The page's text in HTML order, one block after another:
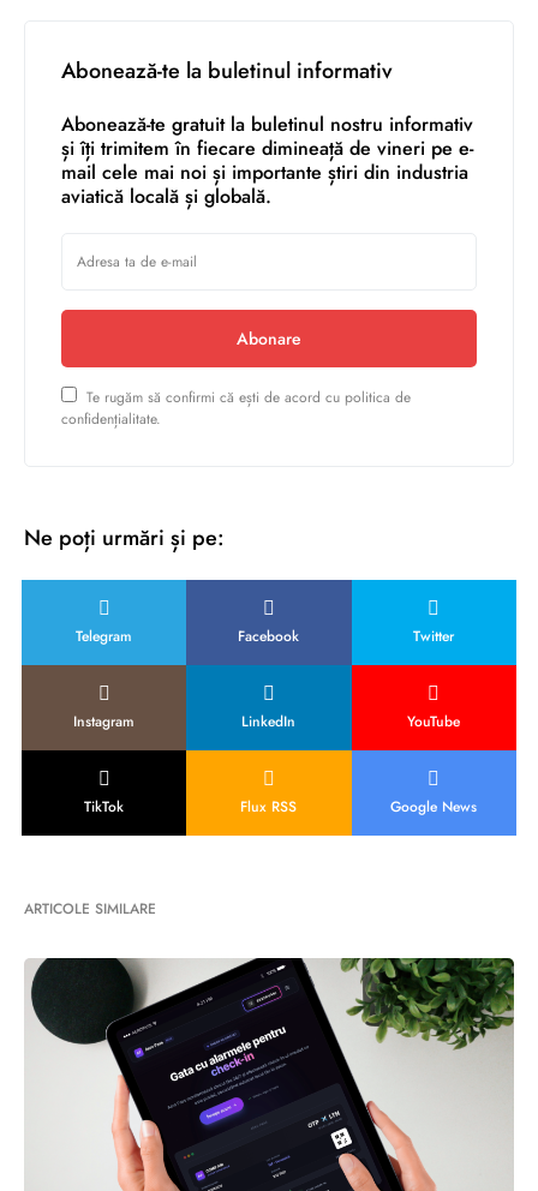
Abonează-te la buletinul informativ
Abonează-te gratuit la buletinul nostru informativ
și îți trimitem în fiecare dimineață de vineri pe e-
mail cele mai noi și importante știri din industria
aviatică locală și globală.
Abonare
Te rugăm să confirmi că ești de acord cu politica de
confidențialitate.
Ne poți urmări și pe:
Telegram Facebook Twitter
Instagram LinkedIn YouTube
TikTok Flux RSS Google News
ARTICOLE SIMILARE